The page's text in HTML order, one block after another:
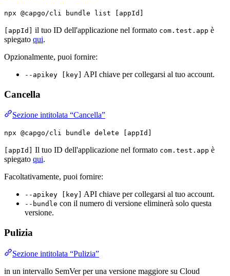
npx @capgo/cli bundle list [appId]
[appId] il tuo ID dell'applicazione nel formato com.test.app è
spiegato qui.
Opzionalmente, puoi fornire:
--apikey [key] API chiave per collegarsi al tuo account.
Cancella
Sezione intitolata “Cancella”
npx @capgo/cli bundle delete [appId]
[appId] Il tuo ID dell'applicazione nel formato com.test.app è
spiegato qui.
Facoltativamente, puoi fornire:
--apikey [key] API chiave per collegarsi al tuo account.
--bundle con il numero di versione eliminerà solo questa
versione.
Pulizia
Sezione intitolata “Pulizia”
in un intervallo SemVer per una versione maggiore su Cloud